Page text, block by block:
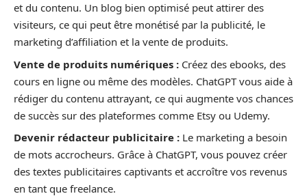
et du contenu. Un blog bien optimisé peut attirer des
visiteurs, ce qui peut être monétisé par la publicité, le
marketing d’affiliation et la vente de produits.
Vente de produits numériques : Créez des ebooks, des
cours en ligne ou même des modèles. ChatGPT vous aide à
rédiger du contenu attrayant, ce qui augmente vos chances
de succès sur des plateformes comme Etsy ou Udemy.
Devenir rédacteur publicitaire : Le marketing a besoin
de mots accrocheurs. Grâce à ChatGPT, vous pouvez créer
des textes publicitaires captivants et accroître vos revenus
en tant que freelance.